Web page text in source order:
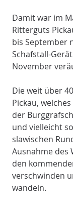
Damit war im
Ritterguts
bis September
Schafstall-
November
Die weit über
Pickau,
der
und vielleicht
slawischen
Ausnahme des
den
verschwinden
wandeln.